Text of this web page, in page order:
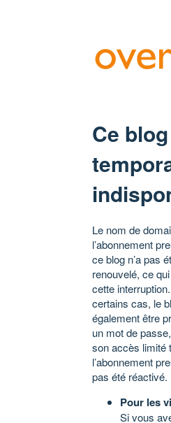
Ce
Le nom de
l’abonnement
ce blog n’a pas
renouvelé, ce
cette
certains cas, le
également être
un mot de
son accès limité
l’abonnement
pas été réactivé.
Pour les
Si vous